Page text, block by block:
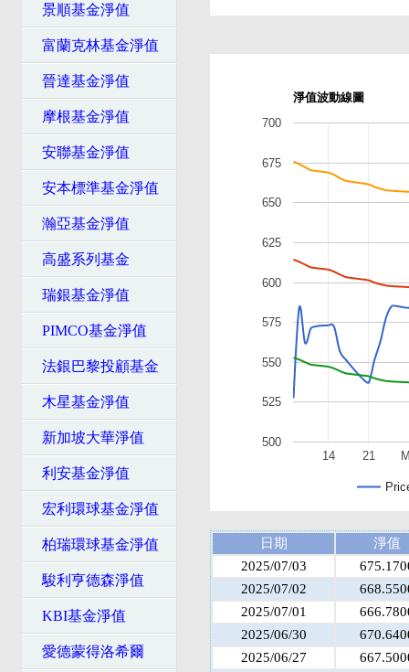
景順基金淨值
富蘭克林基金淨值
晉達基金淨值
摩根基金淨值
安聯基金淨值
安本標準基金淨值
瀚亞基金淨值
高盛系列基金
瑞銀基金淨值
PIMCO基金淨值
法銀巴黎投顧基金
木星基金淨值
新加坡大華淨值
利安基金淨值
宏利環球基金淨值
柏瑞環球基金淨值
駿利亨德森淨值
KBI基金淨值
愛德蒙得洛希爾
淨值波動線圖
14 21
500
525
550
575
600
625
650
675
700
日期
淨值
2025/07/03
2025/07/02
2025/07/01
2025/06/30
2025/06/27